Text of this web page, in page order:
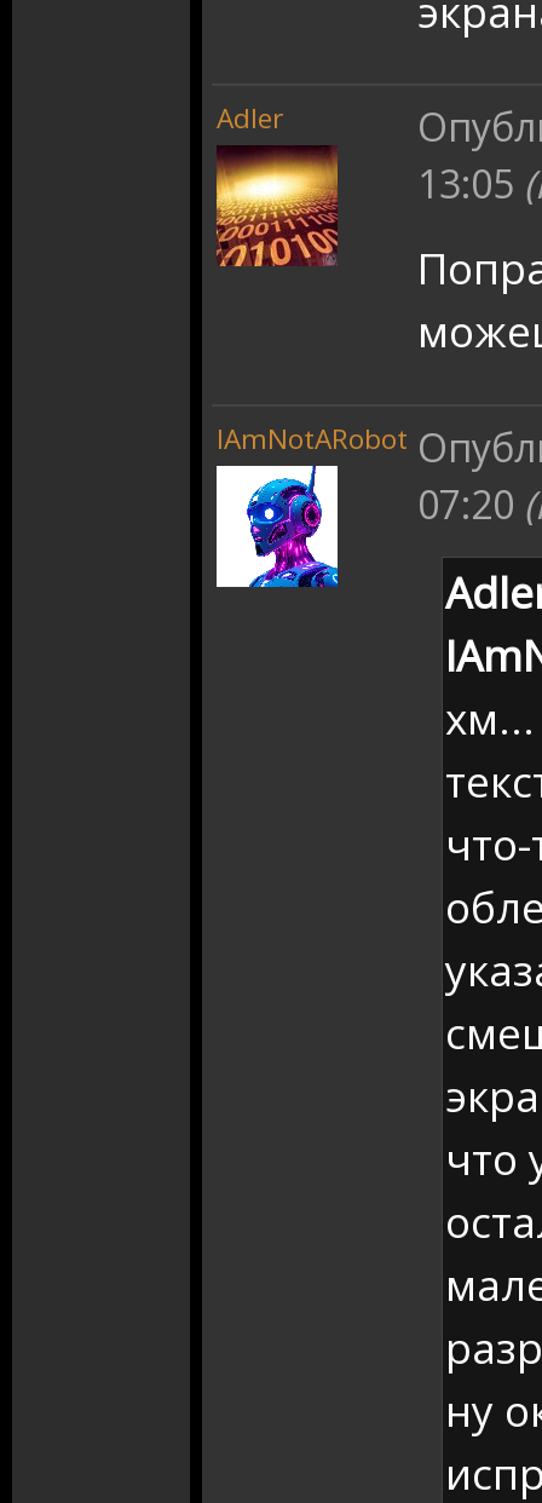
Adler
13:05
IAmNotARobot
07:20
что
ну